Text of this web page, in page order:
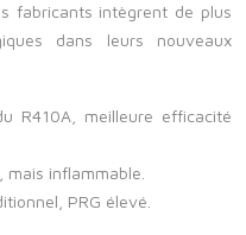
fabricants intègrent de plus
dans leurs nouveaux
R410A, meilleure efficacité
inflammable.
PRG élevé.